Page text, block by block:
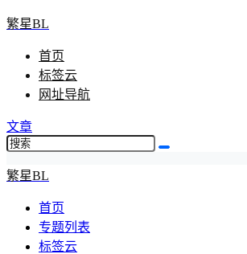
繁星BL
首页
标签云
网址导航
文章
繁星BL
首页
专题列表
标签云